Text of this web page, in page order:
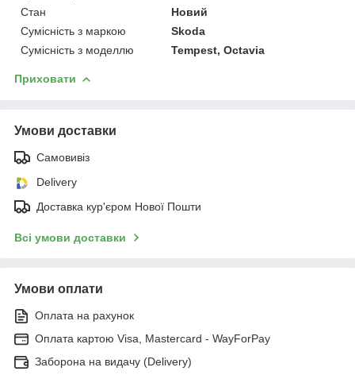
Стан
Новий
Сумісність з маркою
Skoda
Сумісність з моделлю
Tempest, Octavia
Приховати
Умови доставки
Самовивіз
Delivery
Доставка кур'єром Нової Пошти
Всі умови доставки
Умови оплати
Оплата на рахунок
Оплата картою Visa, Mastercard - WayForPay
Заборона на видачу (Delivery)